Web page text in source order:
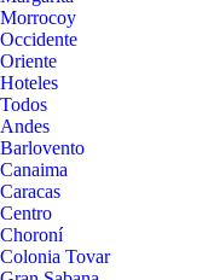
Morrocoy
Occidente
Oriente
Hoteles
Todos
Andes
Barlovento
Canaima
Caracas
Centro
Choroní
Colonia Tovar